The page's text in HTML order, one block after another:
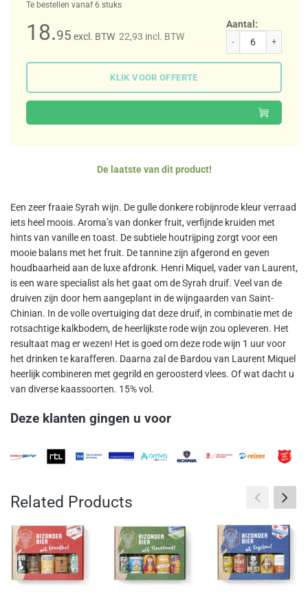
Te bestellen vanaf 6 stuks
18.95 excl. BTW 22,93 incl. BTW
Aantal:
KLIK VOOR OFFERTE
De laatste van dit product!
Een zeer fraaie Syrah wijn. De gulle donkere robijnrode kleur verraad
iets heel moois. Aroma’s van donker fruit, verfijnde kruiden met
hints van vanille en toast. De subtiele houtrijping zorgt voor een
mooie balans met het fruit. De tannine zijn afgerond en geven
houdbaarheid aan de luxe afdronk. Henri Miquel, vader van Laurent,
is een ware specialist als het gaat om de Syrah druif. Veel van de
druiven zijn door hem aangeplant in de wijngaarden van Saint-
Chinian. In de volle overtuiging dat deze druif, in combinatie met de
rotsachtige kalkbodem, de heerlijkste rode wijn zou opleveren. Het
resultaat mag er wezen! Het is goed om deze rode wijn 1 uur voor
het drinken te karafferen. Daarna zal de Bardou van Laurent Miquel
heerlijk combineren met gegrild en geroosterd vlees. Of wat dacht u
van diverse kaassoorten. 15% vol.
Deze klanten gingen u voor
Related Products